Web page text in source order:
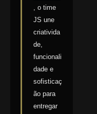
, o time
JS une
criativida
de,
funcionali
dade e
sofisticaç
ão para
entregar